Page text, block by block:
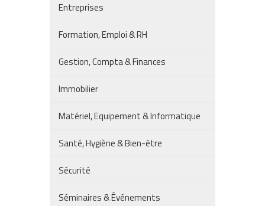
Entreprises
Formation, Emploi & RH
Gestion, Compta & Finances
Immobilier
Matériel, Equipement & Informatique
Santé, Hygiène & Bien-être
Sécurité
Séminaires & Événements